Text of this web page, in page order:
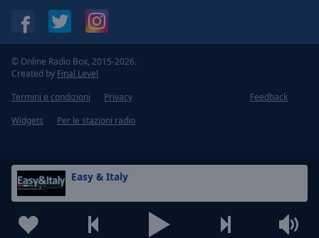
Easy & Italy
© Online Radio Box, 2015-2026.
Created by Final Level
Termini e condizioni
Privacy
Feedback
Widgets
Per le stazioni radio